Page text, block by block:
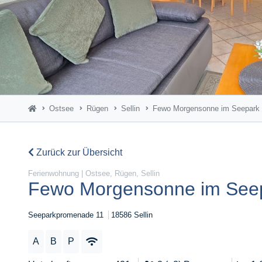
Ostsee Rügen Sellin Fewo Morgensonne im Seepark
Zurück zur Übersicht
Ferienwohnung | Ostsee, Rügen, Sellin
Fewo Morgensonne im
Seeparkpromenade 11 18586 Sellin
A B P